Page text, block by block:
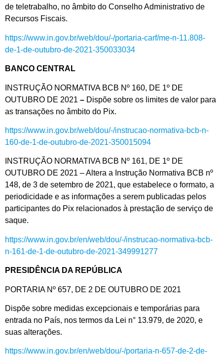
de teletrabalho, no âmbito do Conselho Administrativo de
Recursos Fiscais.
https://www.in.gov.br/web/dou/-/portaria-carf/me-n-11.808-
de-1-de-outubro-de-2021-350033034
BANCO CENTRAL
INSTRUÇÃO NORMATIVA BCB Nº 160, DE 1º DE
OUTUBRO DE 2021 – Dispõe sobre os limites de valor para
as transações no âmbito do Pix.
https://www.in.gov.br/web/dou/-/instrucao-normativa-bcb-n-
160-de-1-de-outubro-de-2021-350015094
INSTRUÇÃO NORMATIVA BCB Nº 161, DE 1º DE
OUTUBRO DE 2021 – Altera a Instrução Normativa BCB nº
148, de 3 de setembro de 2021, que estabelece o formato, a
periodicidade e as informações a serem publicadas pelos
participantes do Pix relacionados à prestação de serviço de
saque.
https://www.in.gov.br/en/web/dou/-/instrucao-normativa-bcb-
n-161-de-1-de-outubro-de-2021-349991277
PRESIDÊNCIA DA REPÚBLICA
PORTARIA Nº 657, DE 2 DE OUTUBRO DE 2021
Dispõe sobre medidas excepcionais e temporárias para
entrada no País, nos termos da Lei n° 13.979, de 2020, e
suas alterações.
https://www.in.gov.br/en/web/dou/-/portaria-n-657-de-2-de-